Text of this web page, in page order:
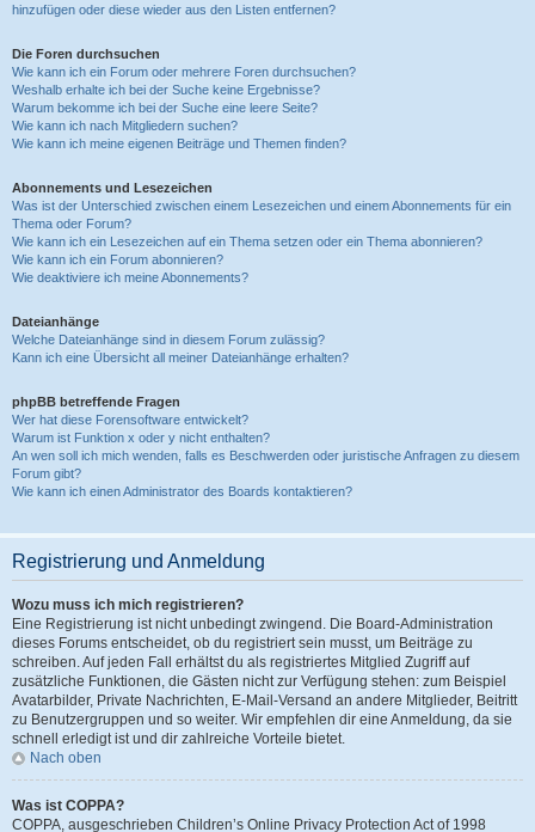
hinzufügen oder diese wieder aus den Listen entfernen?
Die Foren durchsuchen
Wie kann ich ein Forum oder mehrere Foren durchsuchen?
Weshalb erhalte ich bei der Suche keine Ergebnisse?
Warum bekomme ich bei der Suche eine leere Seite?
Wie kann ich nach Mitgliedern suchen?
Wie kann ich meine eigenen Beiträge und Themen finden?
Abonnements und Lesezeichen
Was ist der Unterschied zwischen einem Lesezeichen und einem Abonnements für ein
Thema oder Forum?
Wie kann ich ein Lesezeichen auf ein Thema setzen oder ein Thema abonnieren?
Wie kann ich ein Forum abonnieren?
Wie deaktiviere ich meine Abonnements?
Dateianhänge
Welche Dateianhänge sind in diesem Forum zulässig?
Kann ich eine Übersicht all meiner Dateianhänge erhalten?
phpBB betreffende Fragen
Wer hat diese Forensoftware entwickelt?
Warum ist Funktion x oder y nicht enthalten?
An wen soll ich mich wenden, falls es Beschwerden oder juristische Anfragen zu diesem
Forum gibt?
Wie kann ich einen Administrator des Boards kontaktieren?
Registrierung und Anmeldung
Wozu muss ich mich registrieren?
Eine Registrierung ist nicht unbedingt zwingend. Die Board-Administration
dieses Forums entscheidet, ob du registriert sein musst, um Beiträge zu
schreiben. Auf jeden Fall erhältst du als registriertes Mitglied Zugriff auf
zusätzliche Funktionen, die Gästen nicht zur Verfügung stehen: zum Beispiel
Avatarbilder, Private Nachrichten, E-Mail-Versand an andere Mitglieder, Beitritt
zu Benutzergruppen und so weiter. Wir empfehlen dir eine Anmeldung, da sie
schnell erledigt ist und dir zahlreiche Vorteile bietet.
Nach oben
Was ist COPPA?
COPPA, ausgeschrieben Children’s Online Privacy Protection Act of 1998